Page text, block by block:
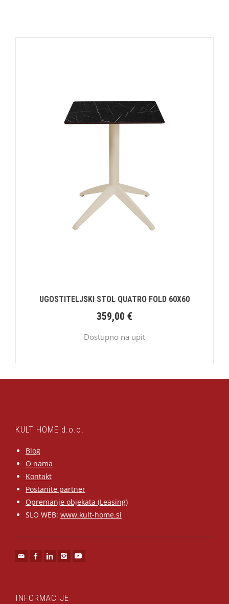
UGOSTITELJSKI STOL QUATRO FOLD 60X60
359,00 €
Dostupno na upit
KULT HOME d.o.o.
Blog
O nama
Kontakt
Postanite partner
Opremanje objekata (Leasing)
SLO WEB: www.kult-home.si
INFORMACIJE